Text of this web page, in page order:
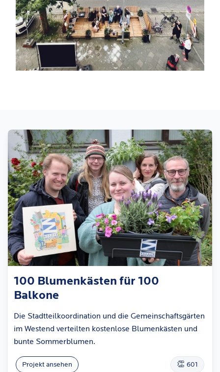
100 Blumenkästen für 100
Balkone
Die Stadtteilkoordination und die Gemeinschaftsgärten
im Westend verteilten kostenlose Blumenkästen und
bunte Sommerblumen.
Projekt ansehen 👏 601